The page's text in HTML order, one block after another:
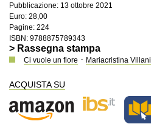
Pubblicazione: 13 ottobre 2021
Euro: 28,00
Pagine: 224
ISBN: 9788875789343
> Rassegna stampa
Ci vuole un fiore · Mariacristina Villani
ACQUISTA SU